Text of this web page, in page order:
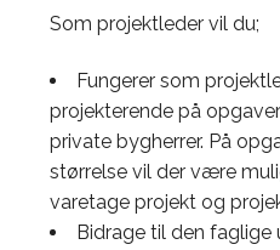
Som projektleder vil du;
Fungerer som
projekterende på
private bygherrer. På
størrelse vil der være
varetage projekt og
Bidrage til den faglige